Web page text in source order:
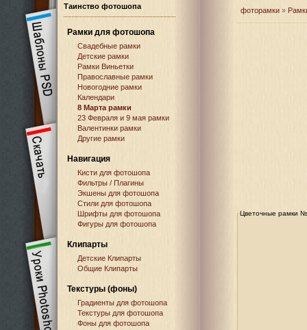
Таинство фотошопа
Рамки для фотошопа
Свадебные рамки
Детские рамки
Рамки Виньетки
Православные рамки
Новогодние рамки
Календари
8 Марта рамки
23 Февраля и 9 мая рамки
Валентинки рамки
Другие рамки
Навигация
Кисти для фотошопа
Фильтры / Плагины
Экшены для фотошопа
Стили для фотошопа
Шрифты для фотошопа
Фигуры для фотошопа
Клипарты
Детские Клипарты
Общие Клипарты
Текстуры (фоны)
Градиенты для фотошопа
Текстуры для фотошопа
Фоны для фотошопа
фоторамки »
Цветочные рамки